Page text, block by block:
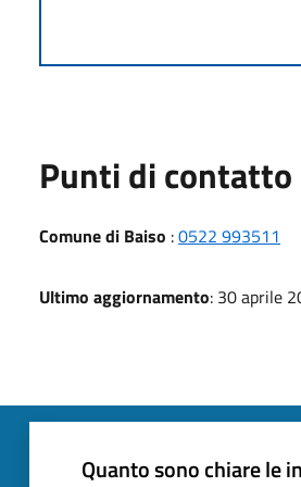
Punti di contatto
Comune di Baiso :0522 993511
Ultimo aggiornamento: 30 aprile
Quanto sono chiare le